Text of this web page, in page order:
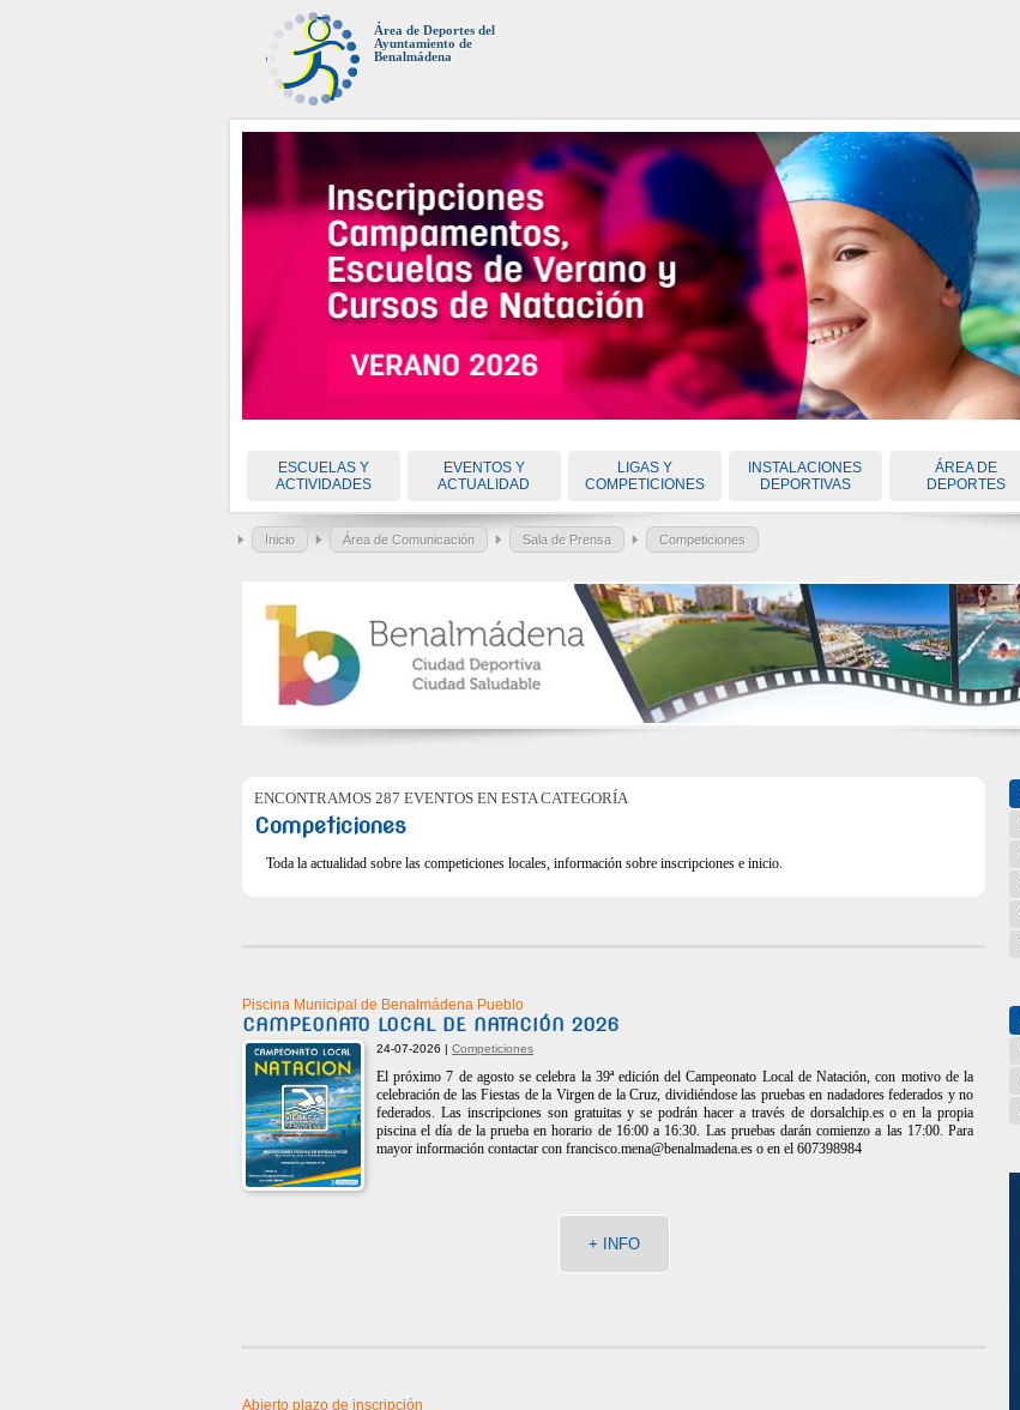
Área de Deportes del
Ayuntamiento de
Benalmádena
ESCUELAS Y
ACTIVIDADES
EVENTOS Y
ACTUALIDAD
LIGAS Y
COMPETICIONES
INSTALACIONES
DEPORTIVAS
ÁREA DE
DEPORTES
Inicio Área de Comunicación Sala de Prensa Competiciones
ENCONTRAMOS 287 EVENTOS EN ESTA CATEGORÍA
Competiciones
Toda la actualidad sobre las competiciones locales, información sobre inscripciones e inicio.
Piscina Municipal de Benalmádena Pueblo
CAMPEONATO LOCAL DE NATACIÓN 2026
24-07-2026 | Competiciones
El próximo 7 de agosto se celebra la 39ª edición del Campeonato Local de Natación, con motivo de la
celebración de las Fiestas de la Virgen de la Cruz, dividiéndose las pruebas en nadadores federados y no
federados. Las inscripciones son gratuitas y se podrán hacer a través de dorsalchip.es o en la propia
piscina el día de la prueba en horario de 16:00 a 16:30. Las pruebas darán comienzo a las 17:00. Para
mayor información contactar con francisco.mena@benalmadena.es o en el 607398984
+ INFO
Abierto plazo de inscripción